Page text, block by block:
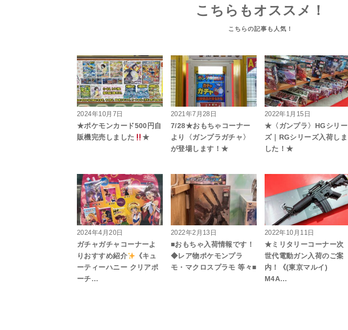
こちらもオススメ！
2024年10月7日
★ポケモンカード500円自
販機完売しました
★
2021年7月28日
7/28★おもちゃコーナー
より〈ガンプラガチャ〉
が登場します！★
2022年1月15日
★〈ガンプラ〉HGシリー
ズ｜RGシリーズ入荷しま
した！★
2024年4月20日
ガチャガチャコーナーよ
りおすすめ紹介
《キュ
ーティーハニー クリアポ
ーチ…
2022年2月13日
■おもちゃ入荷情報です！
◆レア物ポケモンプラ
モ・マクロスプラモ 等々■
2022年10月11日
★ミリタリーコーナー次
世代電動ガン入荷のご案
内！《(東京マルイ)
M4A…